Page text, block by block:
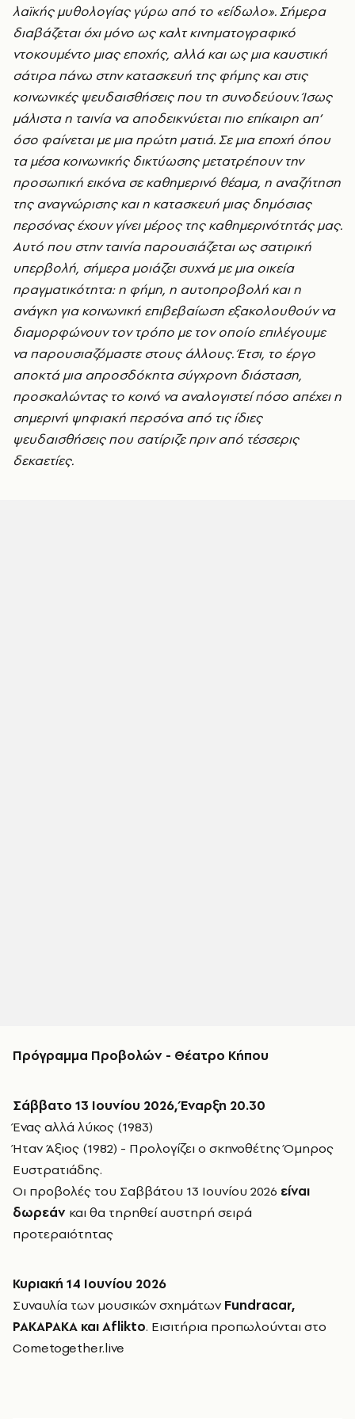
λαϊκής μυθολογίας γύρω από το «είδωλο». Σήμερα
διαβάζεται όχι μόνο ως καλτ κινηματογραφικό
ντοκουμέντο μιας εποχής, αλλά και ως μια καυστική
σάτιρα πάνω στην κατασκευή της φήμης και στις
κοινωνικές ψευδαισθήσεις που τη συνοδεύουν. Ίσως
μάλιστα η ταινία να αποδεικνύεται πιο επίκαιρη απ’
όσο φαίνεται με μια πρώτη ματιά. Σε μια εποχή όπου
τα μέσα κοινωνικής δικτύωσης μετατρέπουν την
προσωπική εικόνα σε καθημερινό θέαμα, η αναζήτηση
της αναγνώρισης και η κατασκευή μιας δημόσιας
περσόνας έχουν γίνει μέρος της καθημερινότητάς μας.
Αυτό που στην ταινία παρουσιάζεται ως σατιρική
υπερβολή, σήμερα μοιάζει συχνά με μια οικεία
πραγματικότητα: η φήμη, η αυτοπροβολή και η
ανάγκη για κοινωνική επιβεβαίωση εξακολουθούν να
διαμορφώνουν τον τρόπο με τον οποίο επιλέγουμε
να παρουσιαζόμαστε στους άλλους. Έτσι, το έργο
αποκτά μια απροσδόκητα σύγχρονη διάσταση,
προσκαλώντας το κοινό να αναλογιστεί πόσο απέχει η
σημερινή ψηφιακή περσόνα από τις ίδιες
ψευδαισθήσεις που σατίριζε πριν από τέσσερις
δεκαετίες.
Πρόγραμμα Προβολών - Θέατρο Κήπου
Σάββατο 13 Ιουνίου 2026, Έναρξη 20.30
Ένας αλλά λύκος (1983)
Ήταν Άξιος (1982) - Προλογίζει ο σκηνοθέτης Όμηρος
Ευστρατιάδης.
Οι προβολές του Σαββάτου 13 Ιουνίου 2026 είναι
δωρεάν και θα τηρηθεί αυστηρή σειρά
προτεραιότητας
Κυριακή 14 Ιουνίου 2026
Συναυλία των μουσικών σχημάτων Fundracar,
PAKAPAKA και Aflikto. Εισιτήρια προπωλούνται στο
Cometogether.live